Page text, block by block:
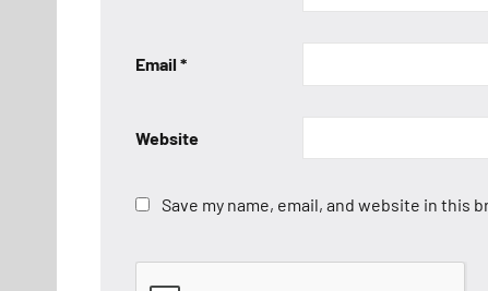
Email *
Website
Save my name, email, and website in this